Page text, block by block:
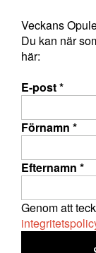
Veckans
Du kan när
här:
E-post*
Förnamn *
Efternamn *
Genom att